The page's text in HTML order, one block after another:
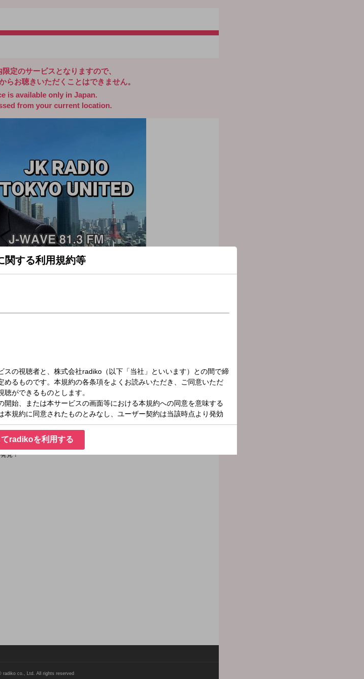
定のサービスとなりますので、
らお聴きいただくことはできません。
is available only in Japan.
from your current location.
肉事情を聞く！▼カビラの妄想ヴァーチャル実況 ▼アジのおすすめレシ
当ててニュースの真相に迫ります。
見！
radiko co., Ltd. All rights reserved
関する利用規約等
radikoを利用する